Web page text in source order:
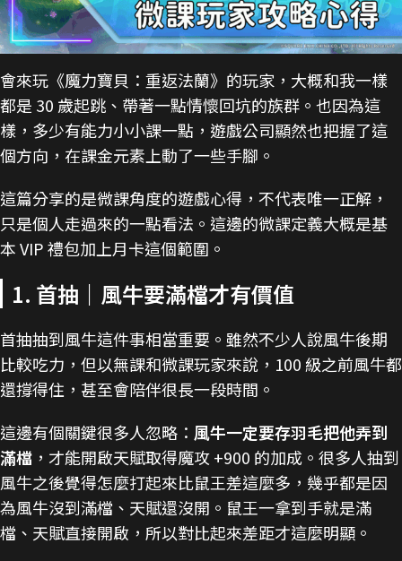
會來玩《魔力寶貝：重返法蘭》的玩家，大概和我一樣
都是 30 歲起跳、帶著一點情懷回坑的族群。也因為這
樣，多少有能力小小課一點，遊戲公司顯然也把握了這
個方向，在課金元素上動了一些手腳。
這篇分享的是微課角度的遊戲心得，不代表唯一正解，
只是個人走過來的一點看法。這邊的微課定義大概是基
本 VIP 禮包加上月卡這個範圍。
1. 首抽｜風牛要滿檔才有價值
首抽抽到風牛這件事相當重要。雖然不少人說風牛後期
比較吃力，但以無課和微課玩家來說，100 級之前風牛都
還撐得住，甚至會陪伴很長一段時間。
這邊有個關鍵很多人忽略： 風牛一定要存羽毛把他弄到
滿檔 ，才能開啟天賦取得魔攻 +900 的加成。很多人抽到
風牛之後覺得怎麼打起來比鼠王差這麼多，幾乎都是因
為風牛沒到滿檔、天賦還沒開。鼠王一拿到手就是滿
檔、天賦直接開啟，所以對比起來差距才這麼明顯。